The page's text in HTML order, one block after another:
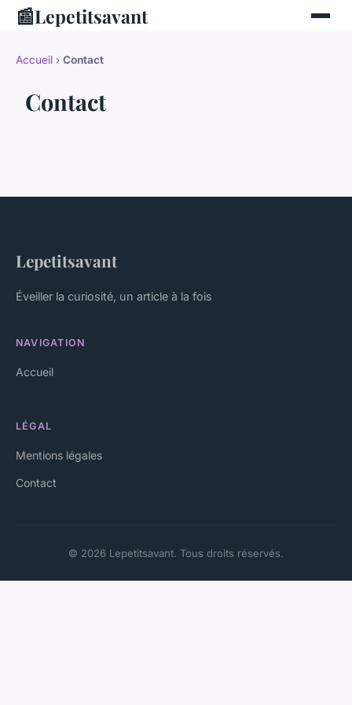
📰Lepetitsavant
Accueil › Contact
Contact
Lepetitsavant
Éveiller la curiosité, un article à la fois
NAVIGATION
Accueil
LÉGAL
Mentions légales
Contact
© 2026 Lepetitsavant. Tous droits réservés.